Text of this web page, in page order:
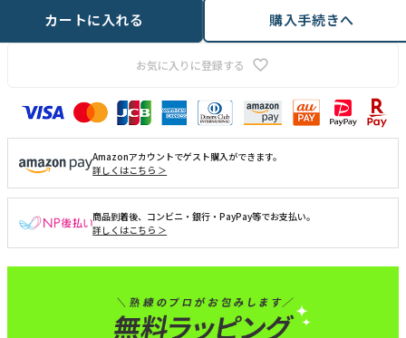
お気に入りに登録する
カートに入れる 購入手続きへ
Amazonアカウントでゲスト購入ができます。
詳しくはこちら ＞
商品到着後、コンビニ・銀行・PayPay等でお支払い。
詳しくはこちら ＞